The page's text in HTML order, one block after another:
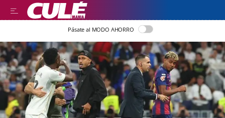
Pásate al MODO AHORRO